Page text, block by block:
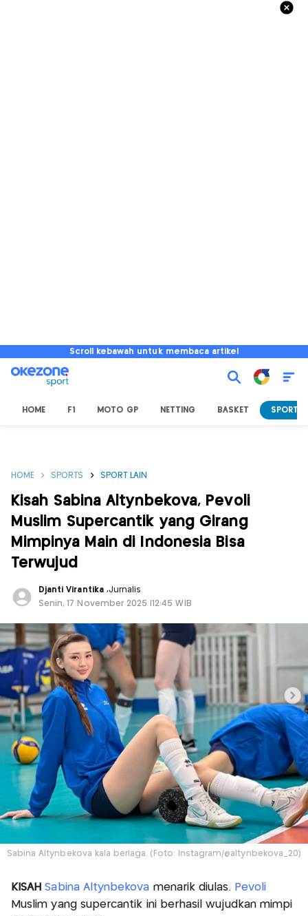
Scroll kebawah untuk membaca artikel
HOME F1 MOTO GP NETTING BASKET SPORT
HOME SPORTS SPORT LAIN
Kisah Sabina Altynbekova, Pevoli
Muslim Supercantik yang Girang
Mimpinya Main di Indonesia Bisa
Terwujud
Djanti Virantika ,Jurnalis
Senin, 17 November 2025 |12:45 WIB
Sabina Altynbekova kala berlaga. (Foto: Instagram/@altynbekova_20)
KISAHSabina Altynbekova menarik diulas. Pevoli
Muslim yang supercantik ini berhasil wujudkan mimpi